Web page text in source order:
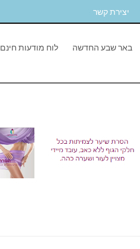
יצירת קשר
באר שבע החדשה לוח מודעות חינם